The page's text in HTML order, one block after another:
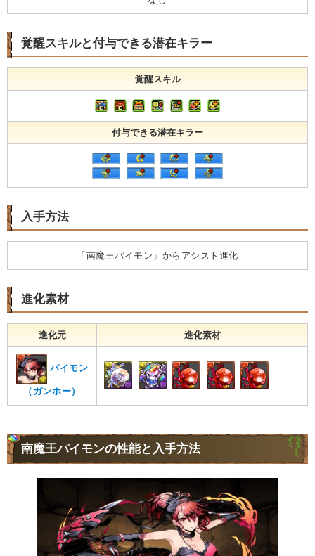
覚醒スキルと付与できる潜在キラー
覚醒スキル
付与できる潜在キラー
入手方法
「南魔王パイモン」からアシスト進化
進化素材
進化元 進化素材
パイモン
（ガンホー）
南魔王パイモンの性能と入手方法